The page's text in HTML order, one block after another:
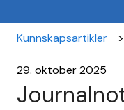
Kunnskapsartikler
29. oktober 2025